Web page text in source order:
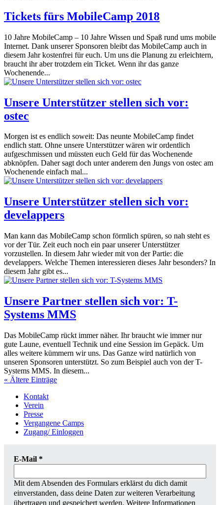
Tickets fürs MobileCamp 2018
10 Jahre MobileCamp – 10 Jahre Wissen und Spaß rund ums mobile
Internet. Dank unserer Sponsoren bleibt das MobileCamp auch in
diesem Jahr kostenfrei für euch. Um uns die Planung zu erleichtern,
braucht ihr aber trotzdem ein Ticket. Wenn ihr das ganze
Wochenende...
Unsere Unterstützer stellen sich vor:
ostec
Morgen ist es endlich soweit: Das neunte MobileCamp findet
endlich statt. Ohne unsere Unterstützer wären wir ordentlich
aufgeschmissen und müssten euch Geld für das Wochenende
abknöpfen. Daher sagt doch unter anderem den Jungs von ostec am
Wochenende einfach mal...
Unsere Unterstützer stellen sich vor:
develappers
Man kann das MobileCamp schon förmlich spüren, so nah steht es
vor der Tür. Zeit euch noch ein paar unserer Unterstützer
vorzustellen. In diesem Jahr wieder mit von der Partie: die
develappers. Welche Themen interessieren dieses Jahr besonders? In
diesem Jahr gibt es...
Unsere Partner stellen sich vor: T-
Systems MMS
Das MobileCamp rückt immer näher. Ihr braucht wie immer nur
gute Laune, eventuell Technik und eine Session im Gepäck. Um
alles weitere kümmern wir uns. Das Ganze wird natürlich von
unseren Sponsoren unterstützt. So zum Beispiel auch von der T-
Systems MMS. In diesem...
« Ältere Einträge
Kontakt
Verein
Presse
Vergangene Camps
Zugang/ Einloggen
E-Mail *
Mit dem Absenden des Formulars erklärst du dich damit
einverstanden, dass deine Daten zur weiteren Verarbeitung
übertragen und gespeichert werden. Weitere Informationen